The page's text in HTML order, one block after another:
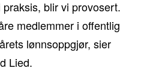
blir vi provosert.
medlemmer i offentlig
lønnsoppgjør, sier
Lied.